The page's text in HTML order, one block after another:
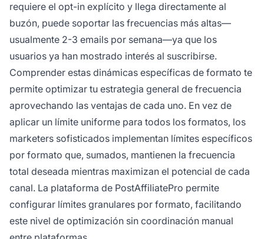
requiere el opt-in explícito y llega directamente al
buzón, puede soportar las frecuencias más altas—
usualmente 2-3 emails por semana—ya que los
usuarios ya han mostrado interés al suscribirse.
Comprender estas dinámicas específicas de formato te
permite optimizar tu estrategia general de frecuencia
aprovechando las ventajas de cada uno. En vez de
aplicar un límite uniforme para todos los formatos, los
marketers sofisticados implementan límites específicos
por formato que, sumados, mantienen la frecuencia
total deseada mientras maximizan el potencial de cada
canal. La plataforma de PostAffiliatePro permite
configurar límites granulares por formato, facilitando
este nivel de optimización sin coordinación manual